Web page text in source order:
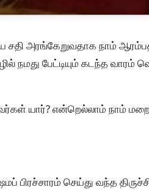
சதி அரங்கேறுவதாக நாம்
நமது பேட்டியும் கடந்த வாரம்
யார்? என்றெல்லாம் நாம்
பிரச்சாரம் செய்து வந்த